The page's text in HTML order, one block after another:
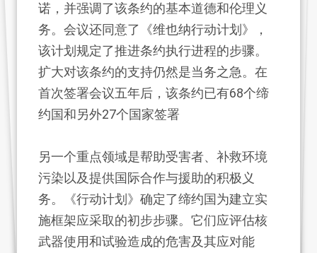
诺，并强调了该条约的基本道德和伦理义
务。会议还同意了《维也纳行动计划》，
该计划规定了推进条约执行进程的步骤。
扩大对该条约的支持仍然是当务之急。在
首次签署会议五年后，该条约已有68个缔
约国和另外27个国家签署
另一个重点领域是帮助受害者、补救环境
污染以及提供国际合作与援助的积极义
务。《行动计划》确定了缔约国为建立实
施框架应采取的初步步骤。它们应评估核
武器使用和试验造成的危害及其应对能